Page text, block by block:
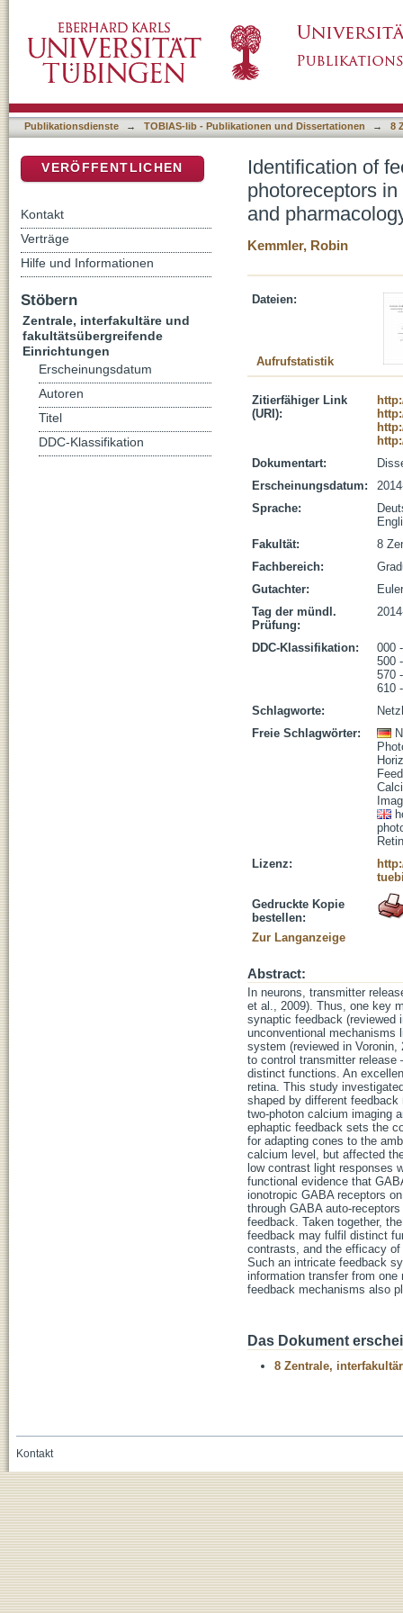
retina using two‐photon calcium imaging
Publikationsdienste → TOBIAS-lib - Publikationen und Dissertationen → 8
Identification of
photoreceptors
and
Kemmler, Robin
Dateien:
Aufrufstatistik
Zitierfähiger Link
(URI):
Dokumentart:
Erscheinungsdatum:
Sprache:
Fakultät:
8
Fachbereich:
Gutachter:
Tag der mündl.
Prüfung:
DDC-Klassifikation:
000
500
570
610
Schlagworte:
Freie Schlagwörter:
Lizenz:
Gedruckte Kopie
bestellen:
Zur Langanzeige
Abstract:
In neurons, transmitter
et al., 2009). Thus, one key
synaptic feedback (reviewed
unconventional mechanisms
system (reviewed in
to control transmitter
distinct functions. An
retina. This study
shaped by different
two‐photon calcium imaging
ephaptic feedback sets the
for adapting cones to the
calcium level, but affected
low contrast light responses
functional evidence that
ionotropic GABA receptors
through GABA
feedback. Taken together,
feedback may fulfil distinct
contrasts, and the efficacy
Such an intricate feedback
information transfer from
feedback mechanisms also
Das Dokument
8 Zentrale,
VERÖFFENTLICHEN
Kontakt
Verträge
Hilfe und Informationen
Stöbern
Zentrale, interfakultäre und
fakultätsübergreifende
Einrichtungen
Erscheinungsdatum
Autoren
Titel
DDC-Klassifikation
Kontakt